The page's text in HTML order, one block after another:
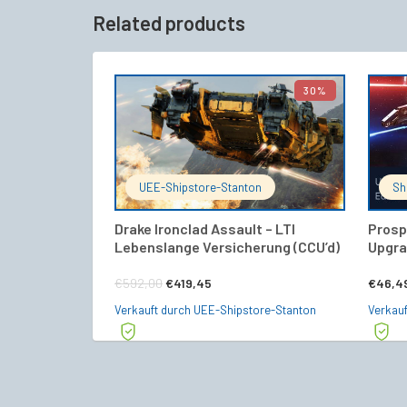
Related products
30%
UEE-Shipstore-Stanton
Drake Ironclad Assault – LTI
Lebenslange Versicherung (CCU’d)
€592,00Ursprünglicher
Preis
€419,45
Preis
IN DEN WARENKORB
Verkauft durch UEE-Shipstore-Stanton
€